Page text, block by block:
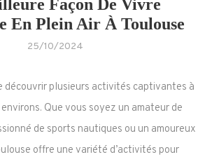
Façon De Vivre
En Plein Air À Toulouse
25/10/2024
découvrir plusieurs activités captivantes à
Que vous soyez un amateur de
de sports nautiques ou un amoureux
offre une variété d’activités pour